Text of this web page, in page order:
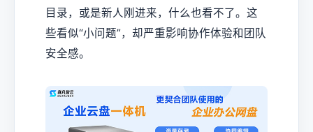
目录，或是新人刚进来，什么也看不了。这
些看似“小问题”，却严重影响协作体验和团队
安全感。